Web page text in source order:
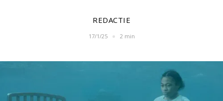
REDACTIE
17/1/25 2 min